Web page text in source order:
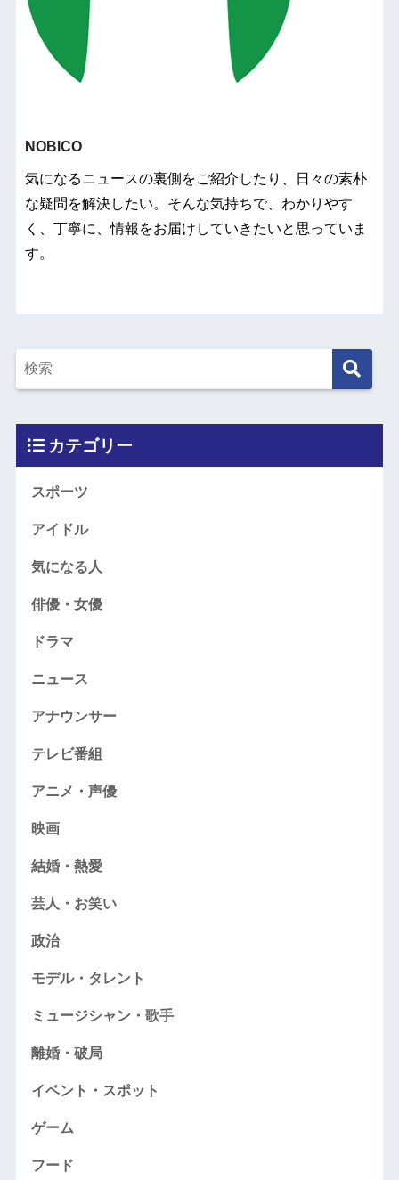
NOBICO
気になるニュースの裏側をご紹介したり、日々の素朴
な疑問を解決したい。そんな気持ちで、わかりやす
く、丁寧に、情報をお届けしていきたいと思っていま
す。
カテゴリー
スポーツ
アイドル
気になる人
俳優・女優
ドラマ
ニュース
アナウンサー
テレビ番組
アニメ・声優
映画
結婚・熱愛
芸人・お笑い
政治
モデル・タレント
ミュージシャン・歌手
離婚・破局
イベント・スポット
ゲーム
フード